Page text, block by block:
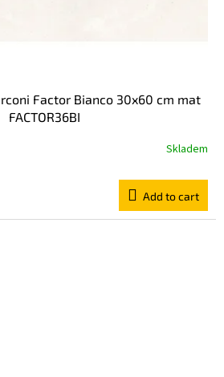
Factor Bianco 30x60 cm mat
FACTOR36BI
Skladem
Add to cart